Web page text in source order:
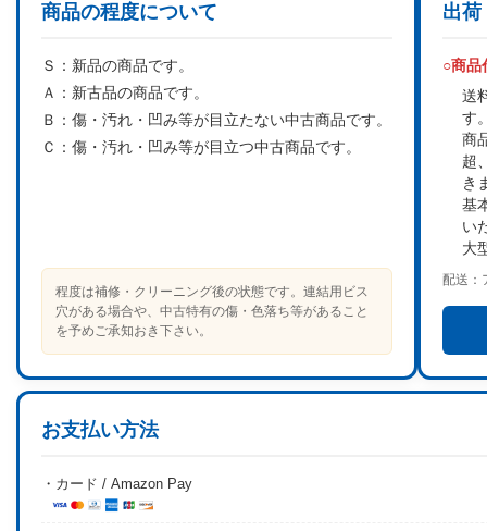
商品の程度について
Ｓ： 新品の商品です。
Ａ： 新古品の商品です。
Ｂ： 傷・汚れ・凹み等が目立たない中古商品です。
Ｃ： 傷・汚れ・凹み等が目立つ中古商品です。
程度は補修・クリーニング後の状態です。連結用ビス
穴がある場合や、中古特有の傷・色落ち等があること
を予めご承知おき下さい。
出荷
○商品
送
す
商
超
き
基
い
大
配送：
お支払い方法
・カード / Amazon Pay